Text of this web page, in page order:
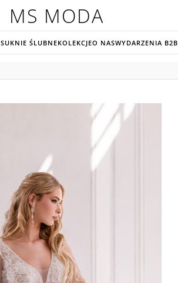
MS MODA
SUKNIE ŚLUBNEKOLEKCJEO NASWYDARZENIA B2B